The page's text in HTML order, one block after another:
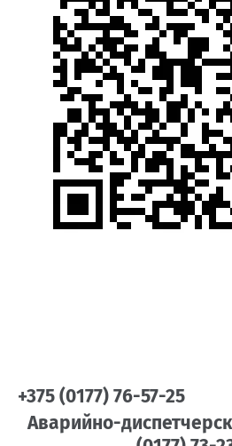
+375 (0177) 76-57-25
Аварийно-